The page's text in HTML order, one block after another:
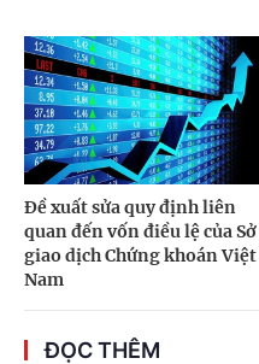
Đề xuất sửa quy định liên
quan đến vốn điều lệ của Sở
giao dịch Chứng khoán Việt
Nam
ĐỌC THÊM